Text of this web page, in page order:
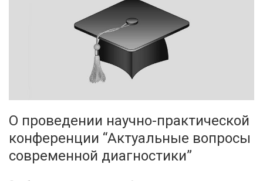
О проведении научно-практической
конференции “Актуальные вопросы
современной диагностики”